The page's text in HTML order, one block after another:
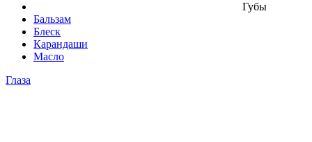
Губы
Бальзам
Блеск
Карандаши
Масло
Глаза